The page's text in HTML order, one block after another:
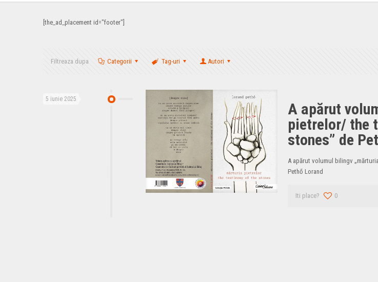
[the_ad_placement id="footer"]
Filtreaza dupa Categorii Tag-uri Autori
5 iunie 2025
A apărut
pietrelor/ the
stones” de
A apărut volumul bilingv
Pethő Lorand
Iti place? 0